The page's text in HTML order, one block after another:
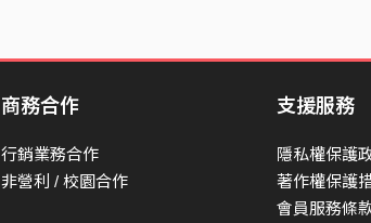
商務合作
行銷業務合作
非營利 / 校園合作
支援服務
隱私權保護
著作權保護
會員服務條